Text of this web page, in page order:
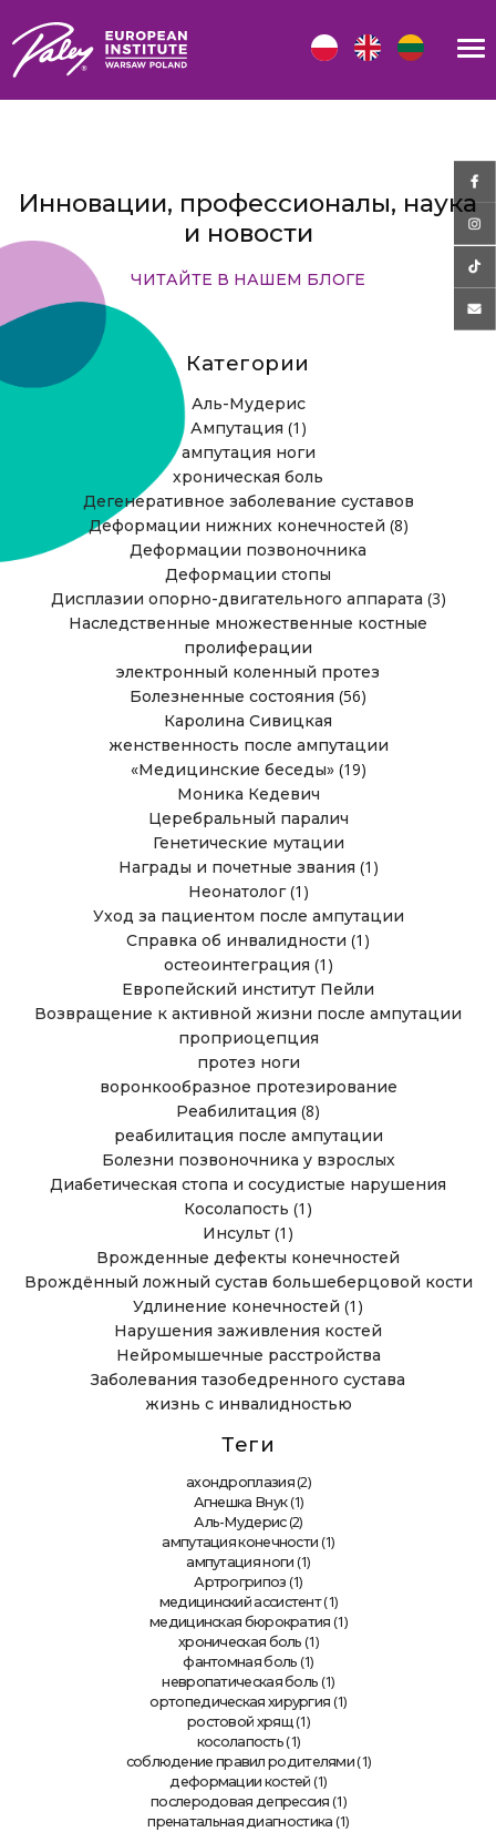
Инновации, профессионалы, наука
и новости
ЧИТАЙТЕ В НАШЕМ БЛОГЕ
Категории
Аль-Мудерис
Ампутация (1)
ампутация ноги
хроническая боль
Дегенеративное заболевание суставов
Деформации нижних конечностей (8)
Деформации позвоночника
Деформации стопы
Дисплазии опорно-двигательного аппарата (3)
Наследственные множественные костные
пролиферации
электронный коленный протез
Болезненные состояния (56)
Каролина Сивицкая
женственность после ампутации
«Медицинские беседы»(19)
Моника Кедевич
Церебральный паралич
Генетические мутации
Награды и почетные звания (1)
Неонатолог(1)
Уход за пациентом после ампутации
Справка об инвалидности (1)
остеоинтеграция (1)
Европейский институт Пейли
Возвращение к активной жизни после ампутации
проприоцепция
протез ноги
воронкообразное протезирование
Реабилитация (8)
реабилитация после ампутации
Болезни позвоночника у взрослых
Диабетическая стопа и сосудистые нарушения
Косолапость (1)
Инсульт (1)
Врожденные дефекты конечностей
Врождённый ложный сустав большеберцовой кости
Удлинение конечностей (1)
Нарушения заживления костей
Нейромышечные расстройства
Заболевания тазобедренного сустава
жизнь с инвалидностью
Теги
ахондроплазия(2)
Агнешка Внук(1)
Аль-Мудерис(2)
ампутация конечности (1)
ампутация ноги (1)
Артрогрипоз (1)
медицинский ассистент(1)
медицинская бюрократия (1)
хроническая боль (1)
фантомная боль (1)
невропатическая боль (1)
ортопедическая хирургия (1)
ростовой хрящ(1)
косолапость (1)
соблюдение правил родителями (1)
деформации костей (1)
послеродовая депрессия (1)
пренатальная диагностика (1)